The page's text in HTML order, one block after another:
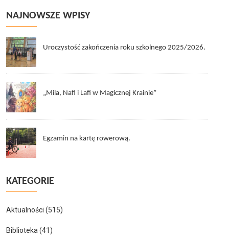
NAJNOWSZE WPISY
Uroczystość zakończenia roku szkolnego 2025/2026.
„Mila, Nafi i Lafi w Magicznej Krainie”
Egzamin na kartę rowerową.
KATEGORIE
Aktualności (515)
Biblioteka (41)